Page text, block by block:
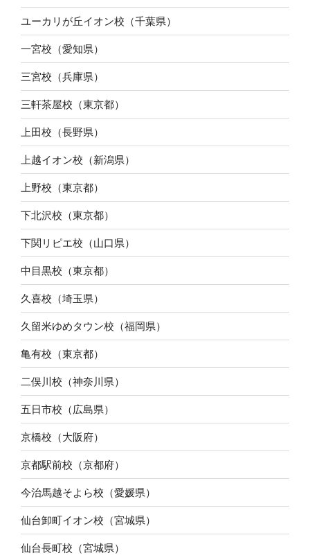
ユーカリが丘イオン校（千葉県）
一宮校（愛知県）
三宮校（兵庫県）
三軒茶屋校（東京都）
上田校（長野県）
上越イオン校（新潟県）
上野校（東京都）
下北沢校（東京都）
下関リピエ校（山口県）
中目黒校（東京都）
久喜校（埼玉県）
久留米ゆめタウン校（福岡県）
亀有校（東京都）
二俣川校（神奈川県）
五日市校（広島県）
京橋校（大阪府）
京都駅前校（京都府）
今治馬越そよら校（愛媛県）
仙台卸町イオン校（宮城県）
仙台長町校（宮城県）